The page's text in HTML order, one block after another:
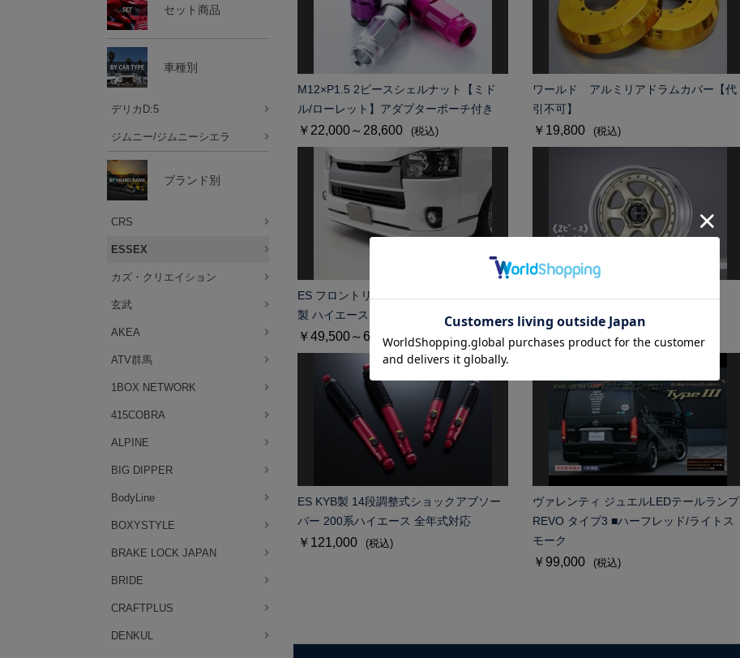
M12×P1.5 2ピースシェルナット【ミド
ル/ローレット】アダプターポーチ付き
￥22,000～28,600 (税込)
ワールド アルミリアドラムカバー【代
引不可】
￥19,800 (税込)
ES フロントリップスポイラーVer.IV ABS
製 ハイエース 標準ボディ 4型以降対応
￥49,500～64,900 (税込)
《2PC》EL-17【6.5J〜10.5J】Ver.II
￥108,900～123,200
ES KYB製 14段調整式ショックアブソー
バー 200系ハイエース 全年式対応
￥121,000 (税込)
ヴァレンティ ジュエルLEDテールランプ
REVO タイプ3 ■ハーフレッド/ライトス
モーク
￥99,000 (税込)
セット商品
車種別
デリカD:5
ジムニー/ジムニーシエラ
ブランド別
CRS
ESSEX
カズ・クリエイション
玄武
AKEA
ATV群馬
1BOX NETWORK
415COBRA
ALPINE
BIG DIPPER
BodyLine
BOXYSTYLE
BRAKE LOCK JAPAN
BRIDE
CRAFTPLUS
DENKUL